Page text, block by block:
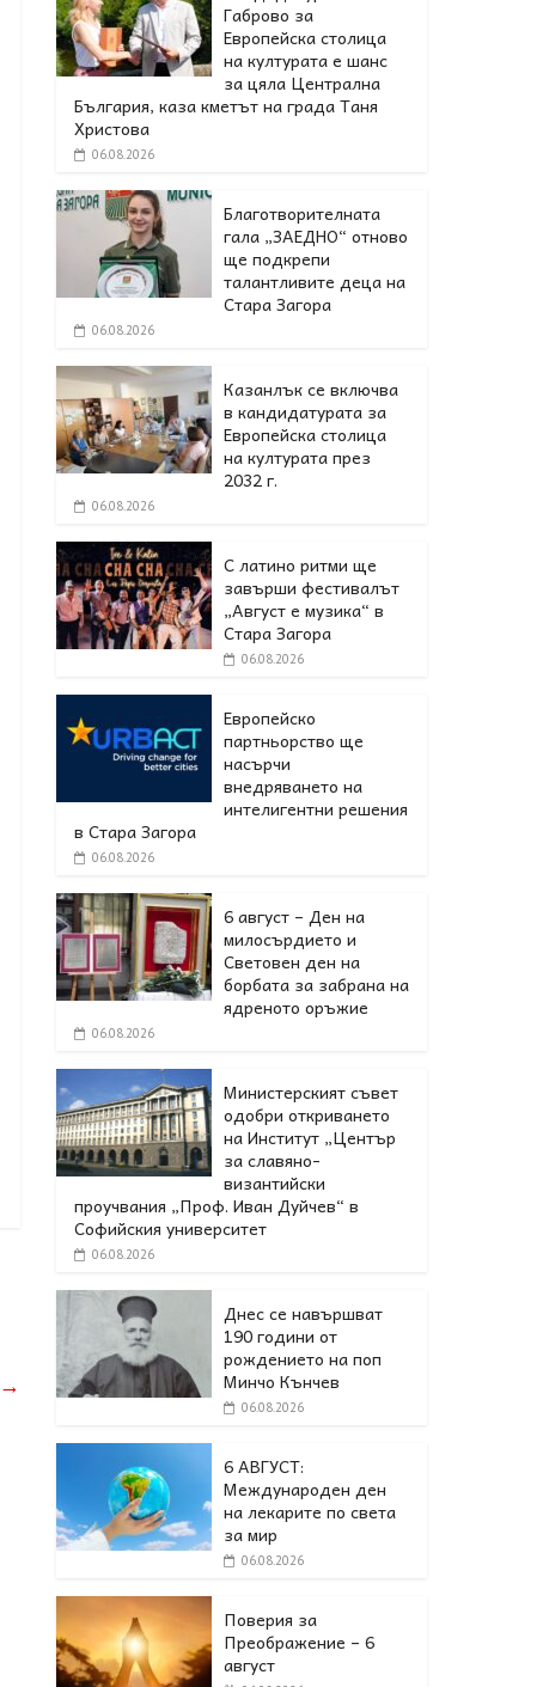
→
Габрово за
Европейска столица
на културата е шанс
за цяла Централна
България, каза кметът на града Таня
Христова
06.08.2026
Благотворителната
гала „ЗАЕДНО“ отново
ще подкрепи
талантливите деца на
Стара Загора
06.08.2026
Казанлък се включва
в кандидатурата за
Европейска столица
на културата през
2032 г.
06.08.2026
С латино ритми ще
завърши фестивалът
„Август е музика“ в
Стара Загора
06.08.2026
Европейско
партньорство ще
насърчи
внедряването на
интелигентни решения
в Стара Загора
06.08.2026
6 август – Ден на
милосърдието и
Световен ден на
борбата за забрана на
ядреното оръжие
06.08.2026
Министерският съвет
одобри откриването
на Институт „Център
за славяно-
византийски
проучвания „Проф. Иван Дуйчев“ в
Софийския университет
06.08.2026
Днес се навършват
190 години от
рождението на поп
Минчо Кънчев
06.08.2026
6 АВГУСТ:
Международен ден
на лекарите по света
за мир
06.08.2026
Поверия за
Преображение – 6
август